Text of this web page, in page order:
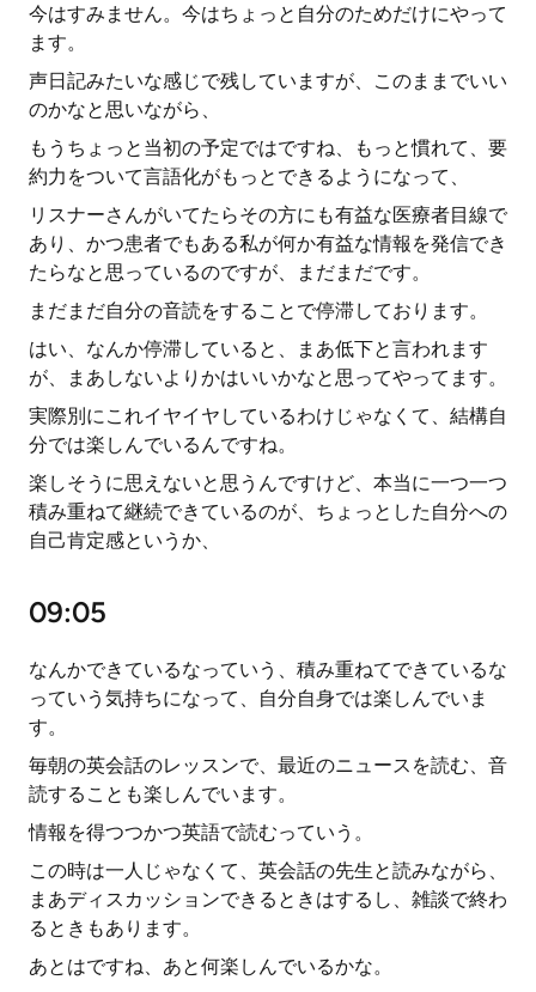
今はすみません。今はちょっと自分のためだけにやって
ます。
声日記みたいな感じで残していますが、このままでいい
のかなと思いながら、
もうちょっと当初の予定ではですね、もっと慣れて、要
約力をついて言語化がもっとできるようになって、
リスナーさんがいてたらその方にも有益な医療者目線で
あり、かつ患者でもある私が何か有益な情報を発信でき
たらなと思っているのですが、まだまだです。
まだまだ自分の音読をすることで停滞しております。
はい、なんか停滞していると、まあ低下と言われます
が、まあしないよりかはいいかなと思ってやってます。
実際別にこれイヤイヤしているわけじゃなくて、結構自
分では楽しんでいるんですね。
楽しそうに思えないと思うんですけど、本当に一つ一つ
積み重ねて継続できているのが、ちょっとした自分への
自己肯定感というか、
09:05
なんかできているなっていう、積み重ねてできているな
っていう気持ちになって、自分自身では楽しんでいま
す。
毎朝の英会話のレッスンで、最近のニュースを読む、音
読することも楽しんでいます。
情報を得つつかつ英語で読むっていう。
この時は一人じゃなくて、英会話の先生と読みながら、
まあディスカッションできるときはするし、雑談で終わ
るときもあります。
あとはですね、あと何楽しんでいるかな。